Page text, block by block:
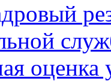
оценка